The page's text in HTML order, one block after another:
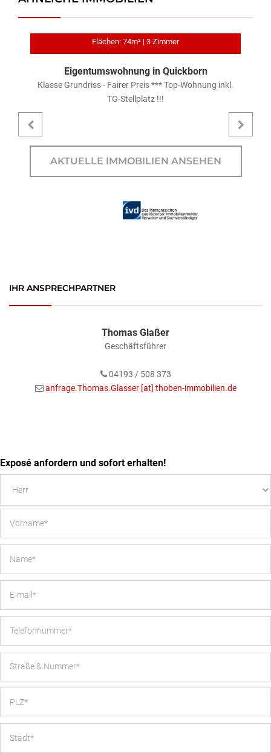
Flächen: 74m² | 3 Zimmer
Eigentumswohnung in Quickborn
Klasse Grundriss - Fairer Preis *** Top-Wohnung inkl.
TG-Stellplatz !!!
AKTUELLE IMMOBILIEN ANSEHEN
IHR ANSPRECHPARTNER
Thomas Glaßer
Geschäftsführer
04193 / 508 373
anfrage.Thomas.Glasser [at] thoben-immobilien.de
Exposé anfordern und sofort erhalten!